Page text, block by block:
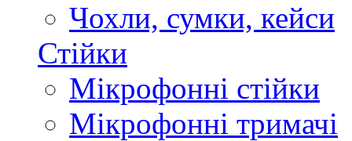
Чохли, сумки, кейси
Стійки
Мікрофонні стійки
Мікрофонні тримачі